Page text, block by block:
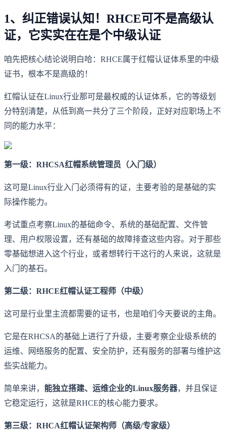
1、纠正错误认知！RHCE可不是高级认
证，它实实在在是个中级认证
咱先把核心结论说明白哈：RHCE属于红帽认证体系里的中级
证书，根本不是高级的！
红帽认证在Linux行业那可是最权威的认证体系，它的等级划
分特别清楚，从低到高一共分了三个阶段，正好对应职场上不
同的能力水平：
第一级：RHCSA红帽系统管理员（入门级）
这可是Linux行业入门必须得有的证，主要考验的是基础的实
际操作能力。
考试重点考察Linux的基础命令、系统的基础配置、文件管
理、用户权限设置，还有基础的故障排查这些内容。对于那些
零基础想进入这个行业，或者想转行干这行的人来说，这就是
入门的基石。
第二级：RHCE红帽认证工程师（中级）
这可是行业里主流都需要的证书，也是咱们今天要说的主角。
它是在RHCSA的基础上进行了升级，主要考察企业级系统的
运维、网络服务的配置、安全防护，还有服务的部署与维护这
些实战能力。
简单来讲， 能独立搭建、运维企业的Linux服务器，并且保证
它稳定运行，这就是RHCE的核心能力要求。
第三级：RHCA红帽认证架构师（高级/专家级）